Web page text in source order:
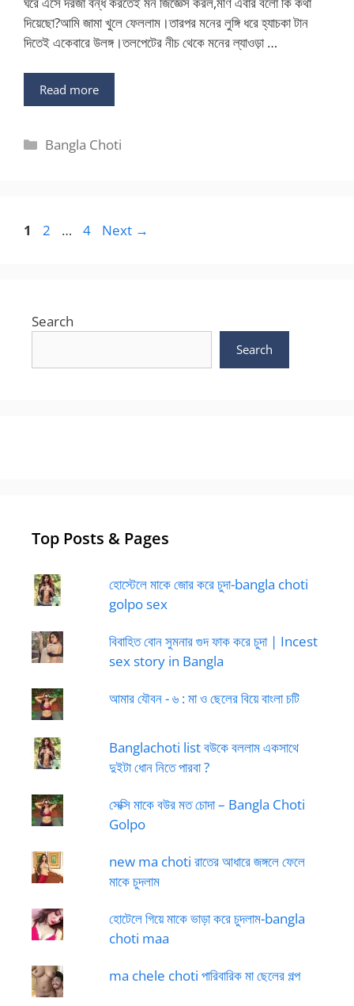
দিয়েছো?আমি জামা খুলে ফেললাম।তারপর মনের লুঙ্গি ধরে হ্যাচকা টান
দিতেই একেবারে উলঙ্গ।তলপেটের নীচ থেকে মনের ল্যাওড়া …
Read more
Categories
Bangla Choti
Page
1 Page
2 … Page
4 Next →
Search
Search
Top Posts & Pages
হোস্টেলে মাকে জোর করে চুদা-bangla choti
golpo sex
বিবাহিত বোন সুমনার গুদ ফাক করে চুদা | Incest
sex story in Bangla
আমার যৌবন - ৬ : মা ও ছেলের বিয়ে বাংলা চটি
Banglachoti list বউকে বললাম একসাথে
দুইটা ধোন নিতে পারবা ?
সেক্সি মাকে বউর মত চোদা – Bangla Choti
Golpo
new ma choti রাতের আধারে জঙ্গলে ফেলে
মাকে চুদলাম
হোটেলে গিয়ে মাকে ভাড়া করে চুদলাম-bangla
choti maa
ma chele choti পারিবারিক মা ছেলের গল্প